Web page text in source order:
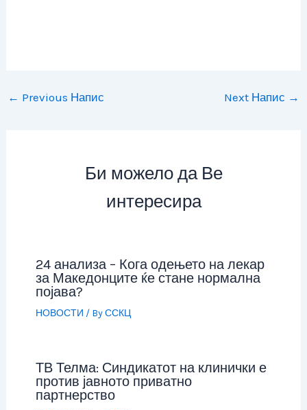
← Previous Напис Next Напис →
Би можело да Ве
интересира
24 анализа – Кога одењето на лекар
за Македонците ќе стане нормална
појава?
НОВОСТИ / ByССКЦ
ТВ Телма: Синдикатот на клинички е
против јавното приватно
партнерство